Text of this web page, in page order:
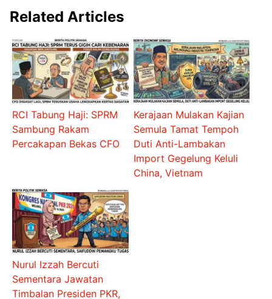
Related Articles
RCI Tabung Haji: SPRM
Sambung Rakam
Percakapan Bekas CFO
Kerajaan Mulakan Kajian
Semula Tamat Tempoh
Duti Anti-Lambakan
Import Gegelung Keluli
China, Vietnam
Nurul Izzah Bercuti
Sementara Jawatan
Timbalan Presiden PKR,